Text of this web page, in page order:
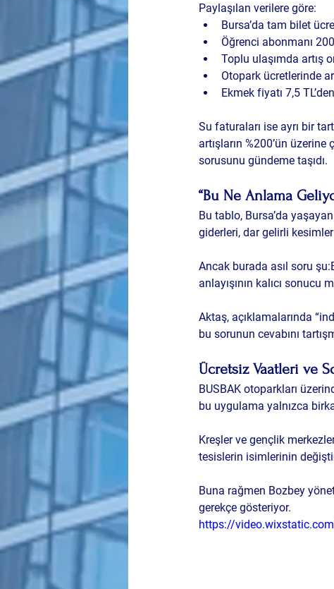
Paylaşılan verilere göre:
Bursa’da tam bilet
Öğrenci abonmanı
Toplu ulaşımda artış
Otopark ücretlerinde
Ekmek fiyatı 7,5
Su faturaları ise ayrı bir
artışların %200’ün üzerine
sorusunu gündeme taşıdı.
“Bu Ne Anlama
Bu tablo, Bursa’da
giderleri, dar gelirli
Ancak burada asıl soru
anlayışının kalıcı sonucu
Aktaş, açıklamalarında
bu sorunun cevabını
Ücretsiz Vaatleri ve
BUSBAK otoparkları
bu uygulama yalnızca
Kreşler ve gençlik
tesislerin isimlerinin
Buna rağmen Bozbey
gerekçe gösteriyor.
https://